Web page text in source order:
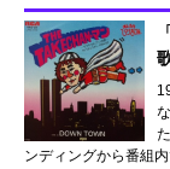
ンディングから番組